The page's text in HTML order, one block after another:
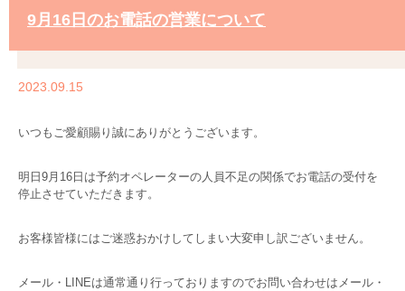
9月16日のお電話の営業について
2023.09.15
いつもご愛顧賜り誠にありがとうございます。
明日9月16日は予約オペレーターの人員不足の関係でお電話の受付を
停止させていただきます。
お客様皆様にはご迷惑おかけしてしまい大変申し訳ございません。
メール・LINEは通常通り行っておりますのでお問い合わせはメール・